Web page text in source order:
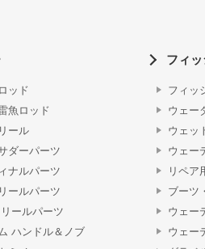
ッド
魚ロッド
ール
ダーパーツ
ナルパーツ
ールパーツ
ールパーツ
ハンドル＆ノブ
フィ
フィッ
ウェー
ウェッ
ウェー
リペア
ブーツ
ウェー
ウェー